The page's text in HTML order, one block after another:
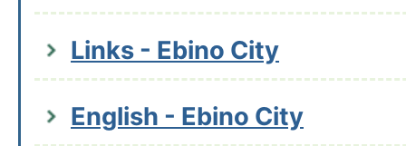
Links - Ebino City
English - Ebino City